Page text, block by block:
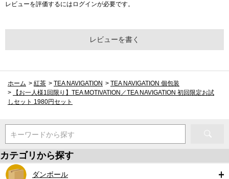
レビューを評価するには ログインが必要です。
レビューを書く
ホーム > 紅茶 > TEA NAVIGATION > TEA NAVIGATION 個包装
>
【お一人様1回限り】TEA MOTIVATION／TEA NAVIGATION 初回限定お試
しセット 1980円セット
キーワードから探す
カテゴリから探す
ダンボール